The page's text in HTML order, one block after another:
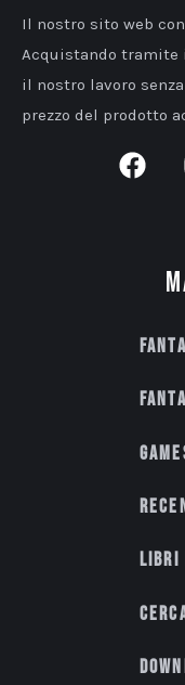
Il nostro sito web
Acquistando
il nostro lavoro
prezzo del prodotto
Libri